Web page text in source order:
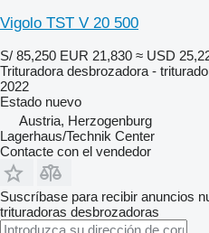
Vigolo TST V 20 500
S/ 85,250 EUR 21,830 ≈ USD
Trituradora desbrozadora -
2022
Estado nuevo
Austria, Herzogenburg
Lagerhaus/Technik Center
Contacte con el vendedor
Suscríbase para recibir anuncios
trituradoras desbrozadoras